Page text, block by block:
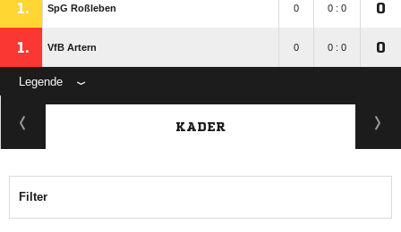
1. SpG Roßleben 0 0 : 0 0
1. VfB Artern 0 0 : 0 0
Legende
KADER
Filter